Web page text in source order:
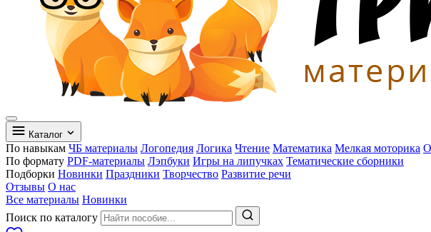
Каталог
По навыкам ЧБ материалы Логопедия Логика Чтение Математика Мелкая моторика
По формату PDF-материалы Лэпбуки Игры на липучках Тематические сборники
Подборки Новинки Праздники Творчество Развитие речи
Отзывы О нас
Все материалы Новинки
Поиск по каталогу